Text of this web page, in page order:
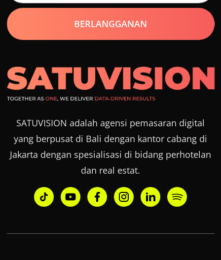
SATUVISION adalah agensi pemasaran digital
yang berpusat di Bali dengan kantor cabang di
Jakarta dengan spesialisasi di bidang perhotelan
dan real estat.